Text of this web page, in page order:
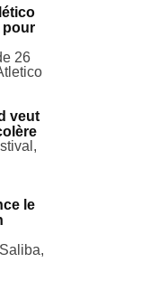
pour
26
veut
le